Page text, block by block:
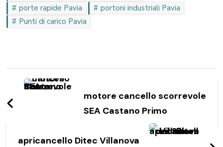
porte rapide Pavia
portoni industriali Pavia
Punti di carico Pavia
Navigazione
articoli
motore cancello scorrevole
SEA Castano Primo
apricancello Ditec Villanova